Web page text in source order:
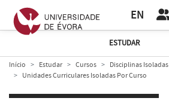
EN
ESTUDAR
Início Estudar Cursos
Disciplinas Isoladas
Unidades Curriculares Isoladas Por Curso